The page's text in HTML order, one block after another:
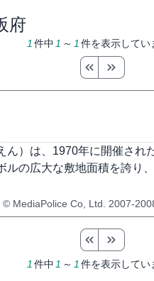
府
1 件中 1 ～ 1 件を表示してい
）は、1970年に開催され
ルの広大な敷地面積を誇り
MediaPolice Co, Ltd. 2007-
1 件中 1 ～ 1 件を表示してい